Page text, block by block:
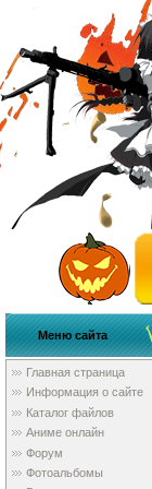
Меню сайта
Главная страница
Информация о сайте
Каталог файлов
Аниме онлайн
Форум
Фотоальбомы